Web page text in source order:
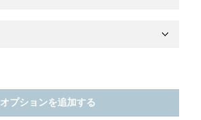
オプションを追加する